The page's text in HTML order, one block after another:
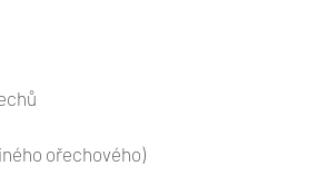
ořechového)